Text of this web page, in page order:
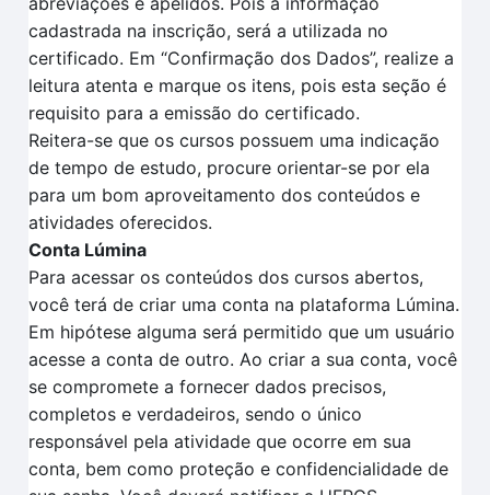
cadastrada na inscrição, será a utilizada no
certificado. Em“Confirmação dos Dados”, realize a
leitura atenta e marque os itens, pois esta seção é
requisito para a emissão do certificado.
Reitera-se que os cursos possuem uma indicação
de tempo de estudo, procure orientar-se por ela
para um bom aproveitamento dos conteúdos e
atividades oferecidos.
Conta Lúmina
Para acessar os conteúdos dos cursos abertos,
você terá de criar uma conta na plataforma Lúmina.
Em hipótese alguma será permitido que um usuário
acesse a conta de outro. Ao criar a sua conta, você
se compromete a fornecer dados precisos,
completos e verdadeiros, sendo o único
responsável pela atividade que ocorre em sua
conta, bem como proteção e confidencialidade de